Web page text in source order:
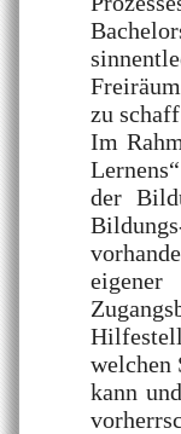
zu
Im
der
eigener
welchen
kann